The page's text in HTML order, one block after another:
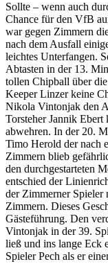
Sollte – wenn auch
Chance für den VfB
war gegen Zimmern
nach dem Ausfall
leichtes Unterfangen.
Abtasten in der 13.
tollen Chipball über
Keeper Linzer keine
Nikola Vintonjak den
Torsteher Jannik
abwehren. In der 20.
Timo Herold der nach
Zimmern blieb
den durchgestarteten
entschied der
der Zimmerner Spieler
Zimmern. Dieses
Gästeführung. Den
Vintonjak in der 39.
ließ und ins lange Eck
Spieler Pech als er